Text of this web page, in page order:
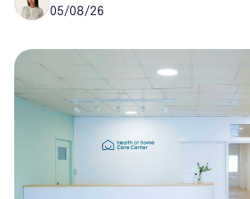
05/08/26